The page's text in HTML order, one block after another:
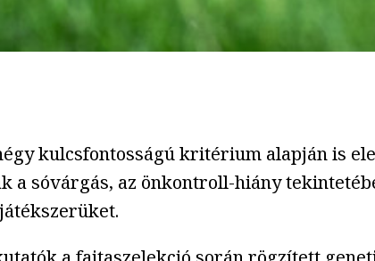
kulcsfontosságú kritérium alapján is
a sóvárgás, az önkontroll-hiány